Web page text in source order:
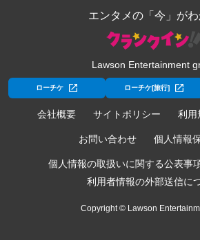
エンタメの「今」がわ
Lawson Entertainment
ローチケ ローチケ[旅行]
会社概要 サイトポリシー 利用
お問い合わせ 個人情報
個人情報の取扱いに関する公表事
利用者情報の外部送信に
Copyright © Lawson